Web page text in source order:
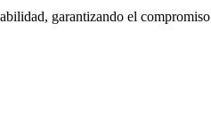
garantizando el